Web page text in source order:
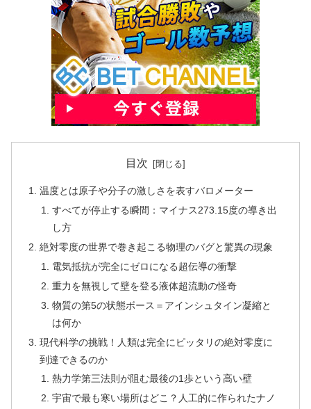
目次
温度とは原子や分子の激しさを表すバロメーター
すべてが停止する瞬間：マイナス273.15度の導き出
し方
絶対零度の世界で巻き起こる物理のバグと驚異の現象
電気抵抗が完全にゼロになる超伝導の衝撃
重力を無視して壁を登る液体超流動の怪奇
物質の第5の状態ボース＝アインシュタイン凝縮と
は何か
現代科学の挑戦！人類は完全にピッタリの絶対零度に
到達できるのか
熱力学第三法則が阻む最後の1歩という高い壁
宇宙で最も寒い場所はどこ？人工的に作られたナノ